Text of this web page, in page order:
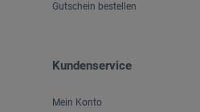
Gutschein bestellen
Kundenservice
Mein Konto